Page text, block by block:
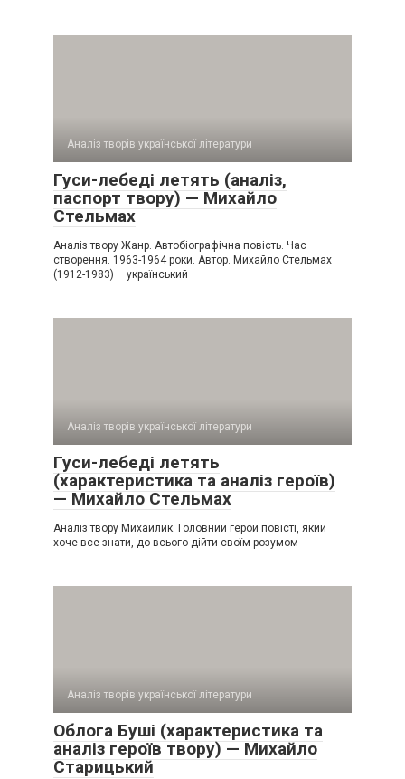
Аналіз творів української літератури
Гуси-лебеді летять (аналіз,
паспорт твору) — Михайло
Стельмах
Аналіз твору Жанр. Автобіографічна повість. Час
створення. 1963-1964 роки. Автор. Михайло Стельмах
(1912-1983) – український
Аналіз творів української літератури
Гуси-лебеді летять
(характеристика та аналіз героїв)
— Михайло Стельмах
Аналіз твору Михайлик. Головний герой повісті, який
хоче все знати, до всього дійти своїм розумом
Аналіз творів української літератури
Облога Буші (характеристика та
аналіз героїв твору) — Михайло
Старицький